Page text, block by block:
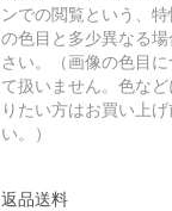
ンでの閲覧という、
の色目と多少異なる
さい。（画像の色目
て扱いません。色な
りたい方はお買い上
い。）
返品送料